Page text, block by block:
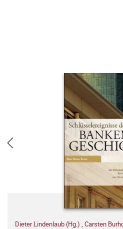
Dieter Lindenlaub (Hg.) , Carsten